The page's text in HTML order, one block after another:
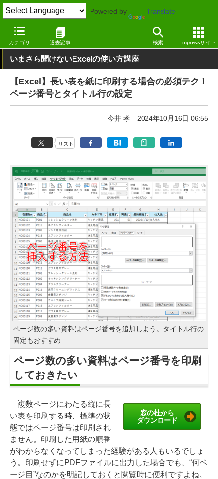
Powered by Translate
カテゴリ 過去記事 検索 Impressサイト
窓の杜 オフィス・ドキュメント Windows
いまさら聞けないExcelの使い方講座
【Excel】長い表を紙に印刷する場合の必須テク！
ページ番号とタイトル行の設定
今井 孝 2024年10月16日 06:55
リスト
ページ数の多い資料はページ番号を追加しよう。タイトル行の
固定もおすすめ
ページ数の多い資料はページ番号を印刷
しておきたい
窓の杜から
ダウンロード
複数ページにわたる縦に長
い表を印刷する時、標準の状
態ではページ番号は印刷され
ません。印刷した用紙の順番
がわからなくなってしまった経験がある人もいるでしょ
う。印刷せずにPDFファイルに出力した場合でも、“何ペ
ージ目”なのかを明記しておくと閲覧時に便利ですよね。